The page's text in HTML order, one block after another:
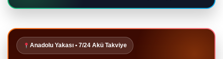
Anadolu Yakası • 7/24 Akü Takviye